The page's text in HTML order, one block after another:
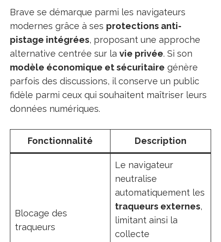
Brave se démarque parmi les navigateurs
modernes grâce à ses protections anti-
pistage intégrées, proposant une approche
alternative centrée sur la vie privée. Si son
modèle économique et sécuritaire génère
parfois des discussions, il conserve un public
fidèle parmi ceux qui souhaitent maîtriser leurs
données numériques.
Fonctionnalité Description
Blocage des
traqueurs
Le navigateur
neutralise
automatiquement les
traqueurs externes,
limitant ainsi la
collecte